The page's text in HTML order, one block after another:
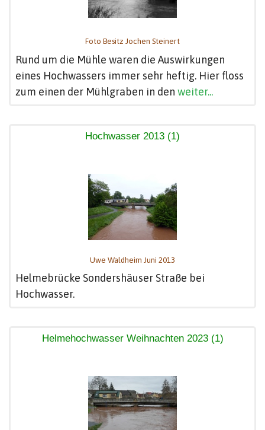
Foto Besitz Jochen Steinert
Rund um die Mühle waren die Auswirkungen
eines Hochwassers immer sehr heftig. Hier floss
zum einen der Mühlgraben in den weiter...
Hochwasser 2013 (1)
Uwe Waldheim Juni 2013
Helmebrücke Sondershäuser Straße bei
Hochwasser.
Helmehochwasser Weihnachten 2023 (1)